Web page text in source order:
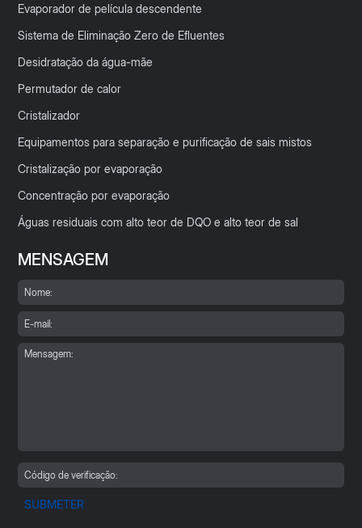
Evaporador de película descendente
Sistema de Eliminação Zero de Efluentes
Desidratação da água-mãe
Permutador de calor
Cristalizador
Equipamentos para separação e purificação de sais mistos
Cristalização por evaporação
Concentração por evaporação
Águas residuais com alto teor de DQO e alto teor de sal
MENSAGEM
SUBMETER